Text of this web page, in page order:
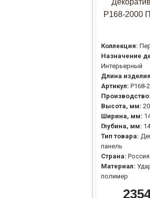
P168-2000
Коллекция:
Назначение
Интерьерный
Длина
Артикул: P168-
Высота, мм:
Ширина, мм:
Глубина, мм:
Тип товара:
панель
Страна: Россия
Материал:
полимер